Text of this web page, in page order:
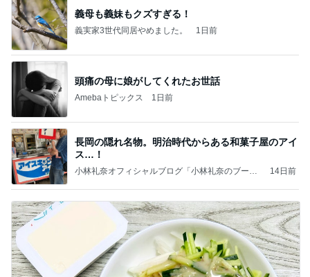
義母も義妹もクズすぎる！
義実家3世代同居やめました。 1日前
頭痛の母に娘がしてくれたお世話
Amebaトピックス 1日前
長岡の隠れ名物。明治時代からある和菓子屋のアイ
ス…！
小林礼奈オフィシャルブログ「小林礼奈のブーブ
14日前